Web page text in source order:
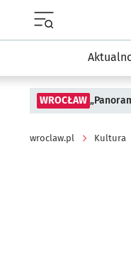
WROCŁAW
wroclaw.pl Kultura